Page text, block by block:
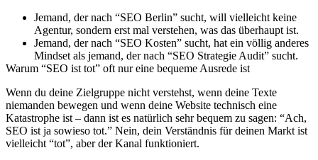
Jemand, der nach “SEO Berlin” sucht, will vielleicht keine
Agentur, sondern erst mal verstehen, was das überhaupt ist.
Jemand, der nach “SEO Kosten” sucht, hat ein völlig anderes
Mindset als jemand, der nach “SEO Strategie Audit” sucht.
Warum “SEO ist tot” oft nur eine bequeme Ausrede ist
Wenn du deine Zielgruppe nicht verstehst, wenn deine Texte
niemanden bewegen und wenn deine Website technisch eine
Katastrophe ist – dann ist es natürlich sehr bequem zu sagen: “Ach,
SEO ist ja sowieso tot.” Nein, dein Verständnis für deinen Markt ist
vielleicht “tot”, aber der Kanal funktioniert.